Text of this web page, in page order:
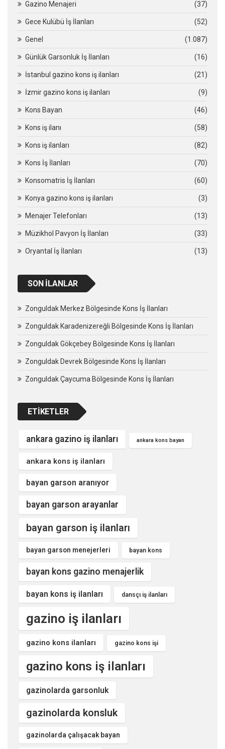
Gazino Menajeri (37)
Gece Kulübü İş İlanları (52)
Genel (1.087)
Günlük Garsonluk İş İlanları (16)
İstanbul gazino kons iş ilanları (21)
İzmir gazino kons iş ilanları (9)
Kons Bayan (46)
Kons iş ilanı (58)
Kons iş ilanları (82)
Kons İş İlanları (70)
Konsomatris İş İlanları (60)
Konya gazino kons iş ilanları (3)
Menajer Telefonları (13)
Müzikhol Pavyon İş İlanları (33)
Oryantal İş İlanları (13)
SON İLANLAR
Zonguldak Merkez Bölgesinde Kons İş İlanları
Zonguldak Karadenizereğli Bölgesinde Kons İş İlanları
Zonguldak Gökçebey Bölgesinde Kons İş İlanları
Zonguldak Devrek Bölgesinde Kons İş İlanları
Zonguldak Çaycuma Bölgesinde Kons İş İlanları
ETIKETLER
ankara gazino iş ilanları ankara kons bayan
ankara kons iş ilanları
bayan garson aranıyor
bayan garson arayanlar
bayan garson iş ilanları
bayan garson menejerleri bayan kons
bayan kons gazino menajerlik
bayan kons iş ilanları dansçı iş ilanları
gazino iş ilanları
gazino kons ilanları gazino kons işi
gazino kons iş ilanları
gazinolarda garsonluk
gazinolarda konsluk
gazinolarda çalışacak bayan